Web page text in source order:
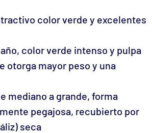
color verde y excelentes
color verde intenso y pulpa
otorga mayor peso y una
mediano a grande, forma
pegajosa, recubierto por
seca